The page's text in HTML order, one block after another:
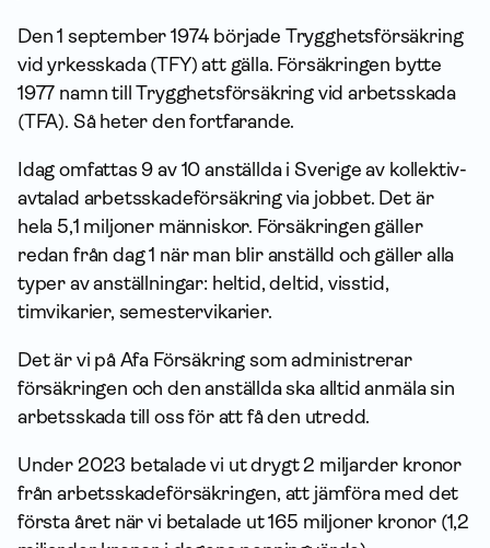
Den 1 september 1974 började Trygghets­försäkring
vid yrkesskada (TFY) att gälla. Försäkringen bytte
1977 namn till Trygghets­försäkring vid arbetsskada
(TFA). Så heter den fortfarande.
Idag omfattas 9 av 10 anställda i Sverige av kollektiv­
avtalad arbets­skade­försäkring via jobbet. Det är
hela 5,1 miljoner människor. Försäkringen gäller
redan från dag 1 när man blir anställd och gäller alla
typer av anställningar: heltid, deltid, visstid,
timvikarier, semestervikarier.
Det är vi på Afa För­säkring som administrerar
försäkringen och den anställda ska alltid anmäla sin
arbetsskada till oss för att få den utredd.
Under 2023 betalade vi ut drygt 2 miljarder kronor
från arbets­skade­försäkringen, att jämföra med det
första året när vi betalade ut 165 miljoner kronor (1,2